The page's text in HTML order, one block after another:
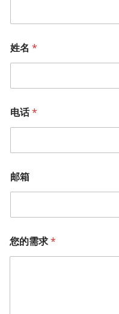
姓名 *
电话*
邮箱
您的需求*